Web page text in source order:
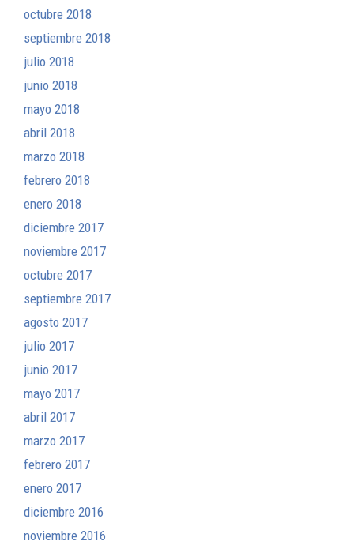
octubre 2018
septiembre 2018
julio 2018
junio 2018
mayo 2018
abril 2018
marzo 2018
febrero 2018
enero 2018
diciembre 2017
noviembre 2017
octubre 2017
septiembre 2017
agosto 2017
julio 2017
junio 2017
mayo 2017
abril 2017
marzo 2017
febrero 2017
enero 2017
diciembre 2016
noviembre 2016